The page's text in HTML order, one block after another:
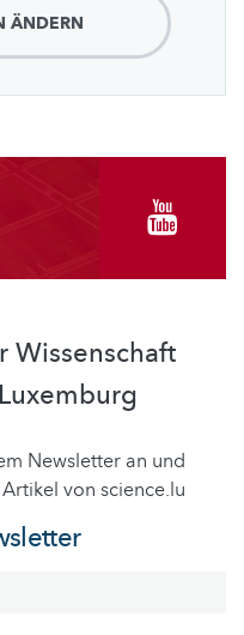
ÄNDERN
Wissenschaft
Newsletter an und
von science.lu